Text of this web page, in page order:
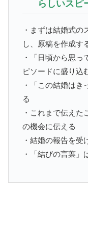
らしいスピ
・まずは結婚式の
し、原稿を作成す
・「日頃から思
ピソードに盛り込
・「この結婚は
る
・これまで伝えた
の機会に伝える
・結婚の報告を受
・「結びの言葉」